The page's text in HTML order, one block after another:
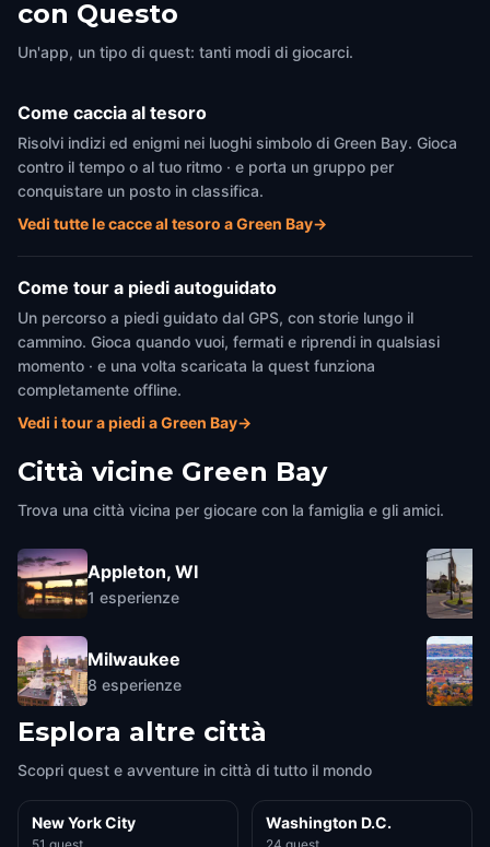
con Questo
Un'app, un tipo di quest: tanti modi di giocarci.
Come caccia al tesoro
Risolvi indizi ed enigmi nei luoghi simbolo di Green Bay. Gioca
contro il tempo o al tuo ritmo · e porta un gruppo per
conquistare un posto in classifica.
Vedi tutte le cacce al tesoro a Green Bay→
Come tour a piedi autoguidato
Un percorso a piedi guidato dal GPS, con storie lungo il
cammino. Gioca quando vuoi, fermati e riprendi in qualsiasi
momento · e una volta scaricata la quest funziona
completamente offline.
Vedi i tour a piedi a Green Bay→
Città vicine Green Bay
Trova una città vicina per giocare con la famiglia e gli amici.
Appleton, WI
1 esperienze
Milwaukee
8 esperienze
Esplora altre città
Scopri quest e avventure in città di tutto il mondo
New York City Washington D.C.